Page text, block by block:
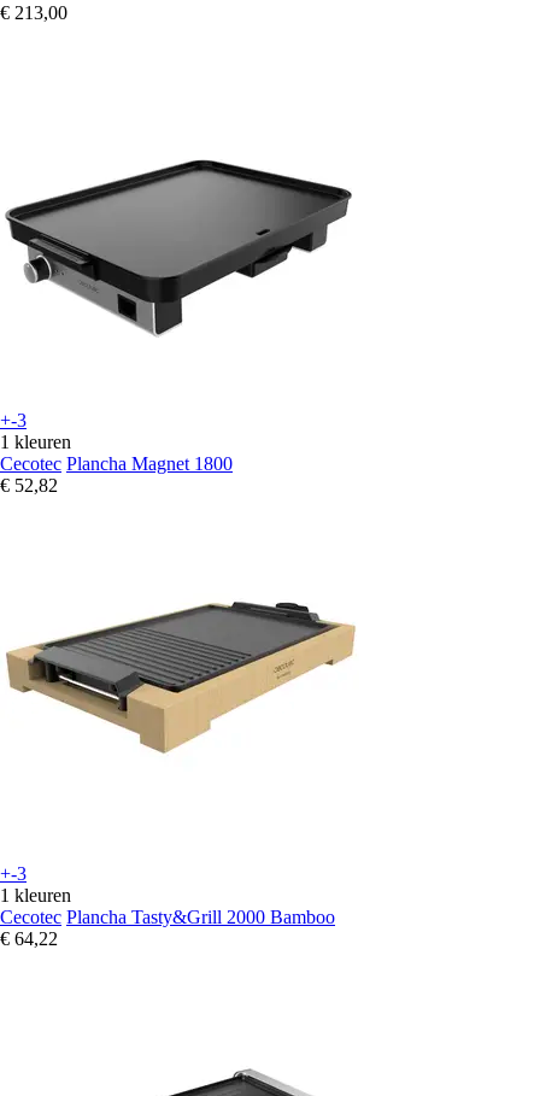
€ 213,00
+-3
1 kleuren
Cecotec Plancha Magnet 1800
€ 52,82
+-3
1 kleuren
Cecotec Plancha Tasty&Grill 2000 Bamboo
€ 64,22